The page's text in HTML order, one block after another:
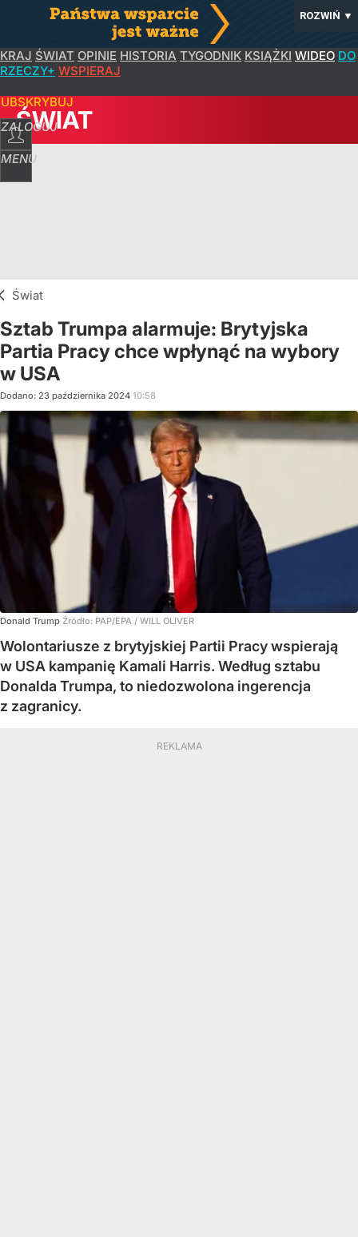
ROZWIŃ ▼
KRAJ ŚWIAT OPINIE HISTORIA TYGODNIK KSIĄŻKI WIDEO DO
RZECZY+ WSPIERAJ
ZALOGUJ
MENU
ŚWIAT
Świat
Sztab Trumpa alarmuje: Brytyjska
Partia Pracy chce wpłynąć na wybory
w USA
Dodano: 23 października 2024 10:58
Donald Trump Źródło: PAP/EPA / WILL OLIVER
Wolontariusze z brytyjskiej Partii Pracy wspierają
w USA kampanię Kamali Harris. Według sztabu
Donalda Trumpa, to niedozwolona ingerencja
z zagranicy.